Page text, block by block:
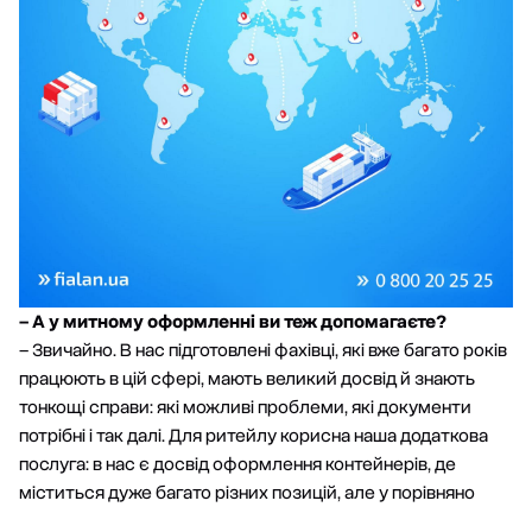
– А у митному оформленні ви теж допомагаєте?
– Звичайно. В нас підготовлені фахівці, які вже багато років
працюють в цій сфері, мають великий досвід й знають
тонкощі справи: які можливі проблеми, які документи
потрібні і так далі. Для ритейлу корисна наша додаткова
послуга: в нас є досвід оформлення контейнерів, де
міститься дуже багато різних позицій, але у порівняно